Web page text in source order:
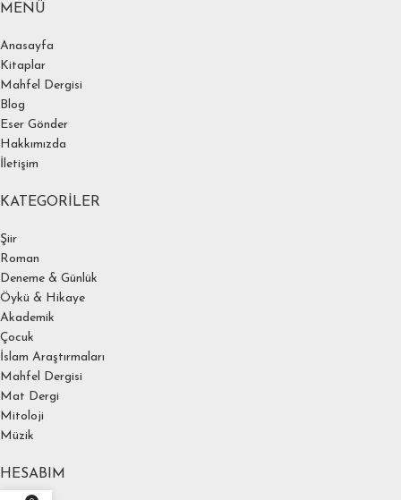
MENÜ
Anasayfa
Kitaplar
Mahfel Dergisi
Blog
Eser Gönder
Hakkımızda
İletişim
KATEGORILER
Şiir
Roman
Deneme & Günlük
Öykü & Hikaye
Akademik
Çocuk
İslam Araştırmaları
Mahfel Dergisi
Mat Dergi
Mitoloji
Müzik
HESABIM